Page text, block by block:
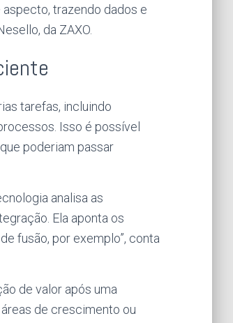
trazendo dados e
da ZAXO.
tarefas, incluindo
Isso é possível
poderiam passar
analisa as
Ela aponta os
fusão, por exemplo”, conta
de valor após uma
de crescimento ou